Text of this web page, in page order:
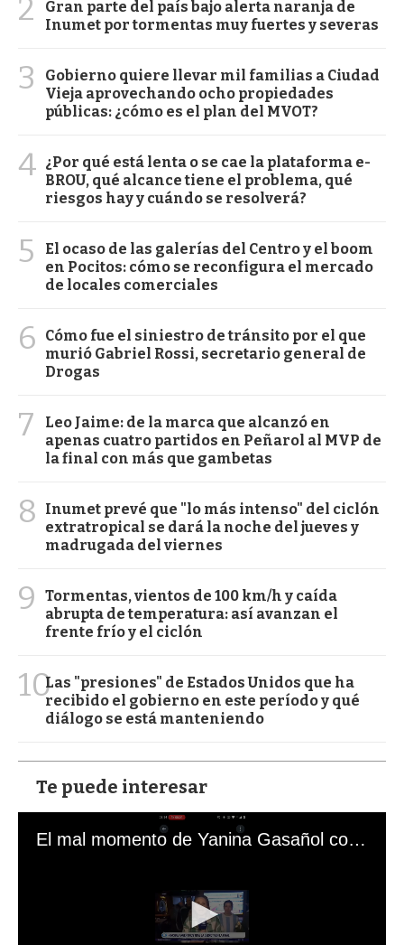
2
Gran parte del país bajo alerta naranja de
Inumet por tormentas muy fuertes y severas
3
Gobierno quiere llevar mil familias a Ciudad
Vieja aprovechando ocho propiedades
públicas: ¿cómo es el plan del MVOT?
4 ¿Por qué está lenta o se cae la plataforma e-
BROU, qué alcance tiene el problema, qué
riesgos hay y cuándo se resolverá?
5
El ocaso de las galerías del Centro y el boom
en Pocitos: cómo se reconfigura el mercado
de locales comerciales
6
Cómo fue el siniestro de tránsito por el que
murió Gabriel Rossi, secretario general de
Drogas
7
Leo Jaime: de la marca que alcanzó en
apenas cuatro partidos en Peñarol al MVP de
la final con más que gambetas
8
Inumet prevé que "lo más intenso" del ciclón
extratropical se dará la noche del jueves y
madrugada del viernes
9
Tormentas, vientos de 100 km/h y caída
abrupta de temperatura: así avanzan el
frente frío y el ciclón
10Las "presiones" de Estados Unidos que ha
recibido el gobierno en este período y qué
diálogo se está manteniendo
Te puede interesar
El mal momento de Yanina Gasañol con un hincha argentino en "Subrayado"